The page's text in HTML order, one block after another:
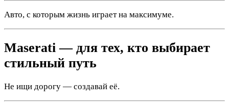
Авто, с которым жизнь играет на максимуме.
Maserati — для тех, кто выбирает
стильный путь
Не ищи дорогу — создавай её.